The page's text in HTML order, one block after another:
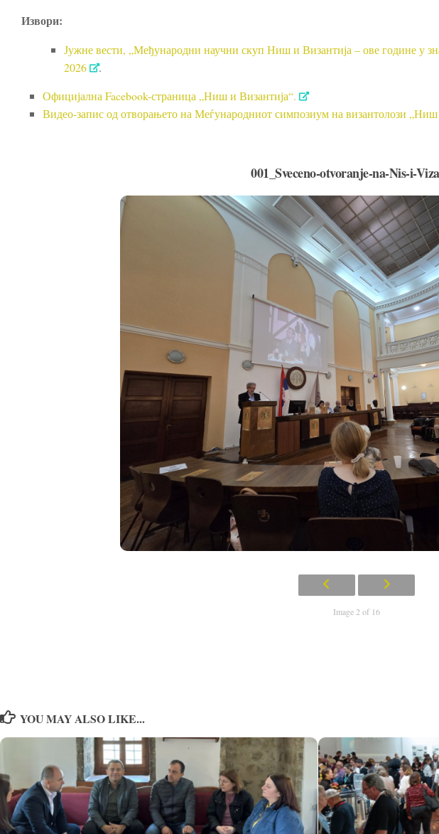
Извори:
Јужне вести, „Међународни научни скуп Ниш и Византија – ове године у
2026
.
Официјална Facebook-страница „Ниш и Византија“.
Видео-запис од отворањето на Меѓународниот симпозиум на византолози
001_Sveceno-otvoranje-na-Nis-i-
Image 2 of 16
YOU MAY ALSO LIKE...